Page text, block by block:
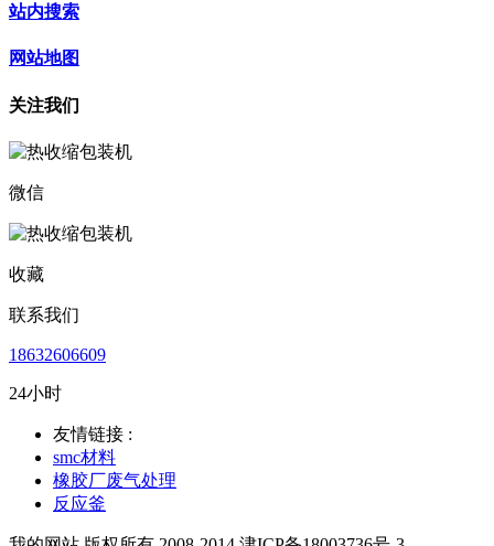
站内搜索
网站地图
关注我们
微信
收藏
联系我们
18632606609
24小时
友情链接 :
smc材料
橡胶厂废气处理
反应釜